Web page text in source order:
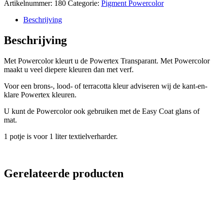
Artikelnummer: 180 Categorie: Pigment Powercolor
Beschrijving
Beschrijving
Met Powercolor kleurt u de Powertex Transparant. Met Powercolor
maakt u veel diepere kleuren dan met verf.
Voor een brons-, lood- of terracotta kleur adviseren wij de kant-en-
klare Powertex kleuren.
U kunt de Powercolor ook gebruiken met de Easy Coat glans of
mat.
1 potje is voor 1 liter textielverharder.
Gerelateerde producten